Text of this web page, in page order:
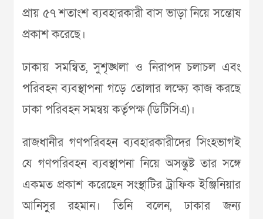
প্রায় ৫৭ শতাংশ ব্যবহারকারী বাস ভাড়া নিয়ে সন্তোষ
প্রকাশ করেছে।
ঢাকায় সমন্বিত, সুশৃঙ্খলা ও নিরাপদ চলাচল এবং
পরিবহন ব্যবস্থাপনা গড়ে তোলার লক্ষ্যে কাজ করছে
ঢাকা পরিবহন সমন্বয় কর্তৃপক্ষ (ডিটিসিএ)।
রাজধানীর গণপরিবহন ব্যবহারকারীদের সিংহভাগই
যে গণপরিবহন ব্যবস্থাপনা নিয়ে অসন্তুষ্ট তার সঙ্গে
একমত প্রকাশ করেছেন সংস্থাটির ট্রাফিক ইঞ্জিনিয়ার
আনিসুর রহমান। তিনি বলেন, ঢাকার জন্য